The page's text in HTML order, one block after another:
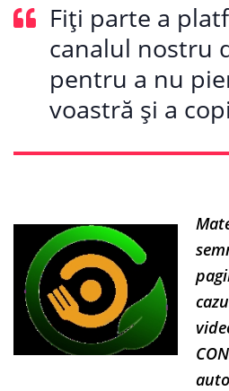
Fiți parte a
canalul nostru
pentru a nu
voastră și a